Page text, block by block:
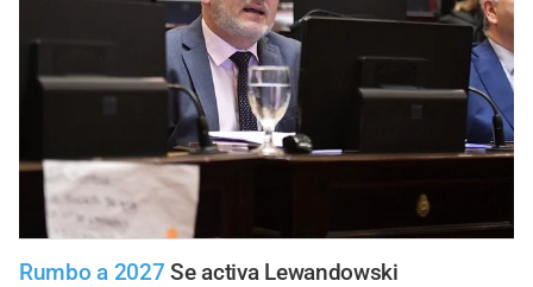
Rumbo a 2027 Se activa Lewandowski